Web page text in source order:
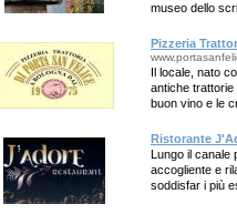
museo dello
Pizzeria
Il locale, nato
antiche trattorie
buon vino e le
Ristorante
Lungo il canale
accogliente e
soddisfar i più